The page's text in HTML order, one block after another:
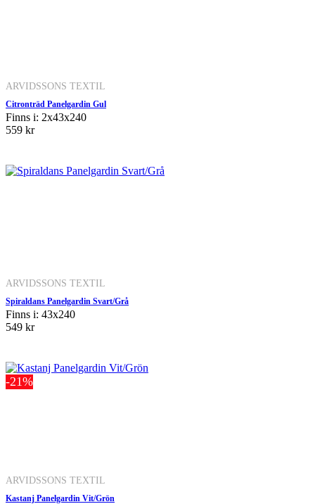
ARVIDSSONS TEXTIL
Citronträd Panelgardin Gul
Finns i: 2x43x240
559 kr
ARVIDSSONS TEXTIL
Spiraldans Panelgardin Svart/Grå
Finns i: 43x240
549 kr
-21%
ARVIDSSONS TEXTIL
Kastanj Panelgardin Vit/Grön